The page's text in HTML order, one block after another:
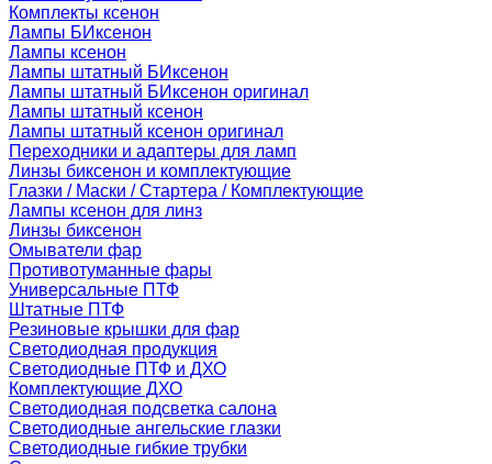
Комплекты ксенон
Лампы БИксенон
Лампы ксенон
Лампы штатный БИксенон
Лампы штатный БИксенон оригинал
Лампы штатный ксенон
Лампы штатный ксенон оригинал
Переходники и адаптеры для ламп
Линзы биксенон и комплектующие
Глазки / Маски / Стартера / Комплектующие
Лампы ксенон для линз
Линзы биксенон
Омыватели фар
Противотуманные фары
Универсальные ПТФ
Штатные ПТФ
Резиновые крышки для фар
Светодиодная продукция
Светодиодные ПТФ и ДХО
Комплектующие ДХО
Светодиодная подсветка салона
Светодиодные ангельские глазки
Светодиодные гибкие трубки